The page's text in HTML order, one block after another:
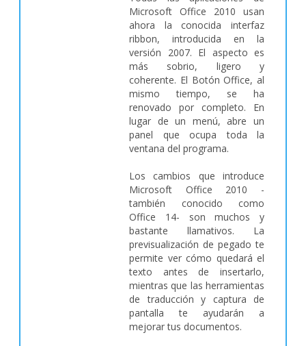
Microsoft Office 2010 usan
ahora la conocida interfaz
ribbon, introducida en la
versión 2007. El aspecto es
más sobrio, ligero y
coherente. El Botón Office, al
mismo tiempo, se ha
renovado por completo. En
lugar de un menú, abre un
panel que ocupa toda la
ventana del programa.
Los cambios que introduce
Microsoft Office 2010 -
también conocido como
Office 14- son muchos y
bastante llamativos. La
previsualización de pegado te
permite ver cómo quedará el
texto antes de insertarlo,
mientras que las herramientas
de traducción y captura de
pantalla te ayudarán a
mejorar tus documentos.